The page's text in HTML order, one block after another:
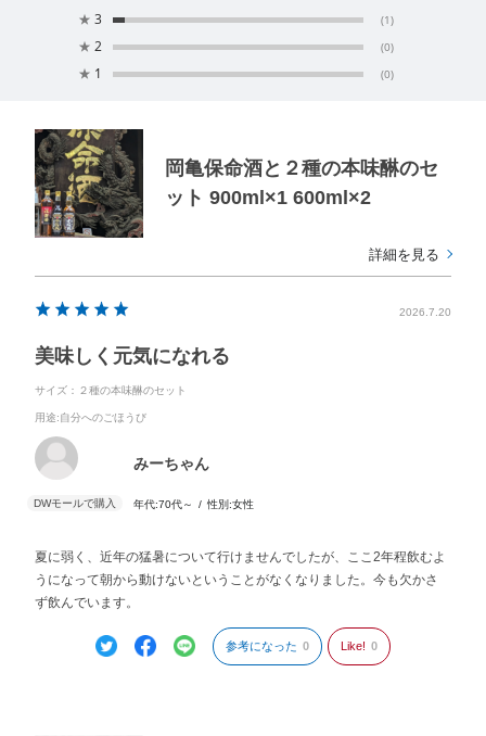
★ 3 (1)
★ 2 (0)
★ 1 (0)
岡亀保命酒と２種の本味醂のセ
ット 900ml×1 600ml×2
詳細を見る
2026.7.20
美味しく元気になれる
サイズ：２種の本味醂のセット
用途:自分へのごほうび
みーちゃん
年代:70代～ 性別:女性
夏に弱く、近年の猛暑について行けませんでしたが、ここ2年程飲むよ
うになって朝から動けないということがなくなりました。今も欠かさ
ず飲んでいます。
参考になった 0 Like! 0